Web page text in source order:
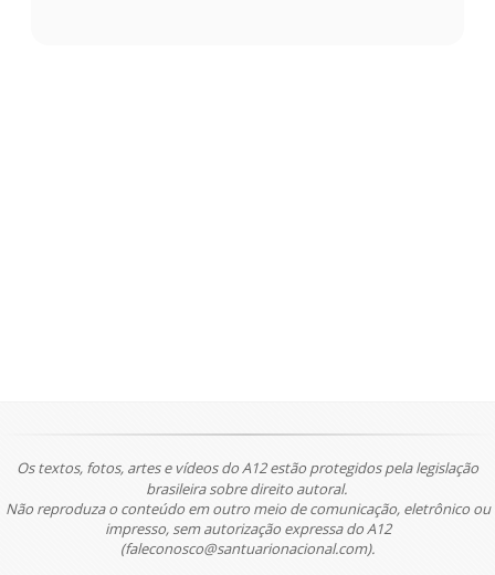
Os textos, fotos, artes e vídeos do A12 estão protegidos pela legislação
brasileira sobre direito autoral.
Não reproduza o conteúdo em outro meio de comunicação, eletrônico ou
impresso, sem autorização expressa do A12
(faleconosco@santuarionacional.com).